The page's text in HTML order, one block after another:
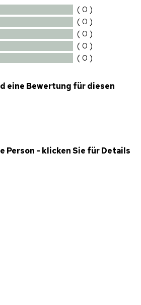
( 0 )
( 0 )
( 0 )
( 0 )
( 0 )
eine Bewertung für diesen
Person - klicken Sie für Details